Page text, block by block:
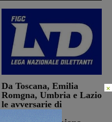
Da Toscana, Emilia
Romgna, Umbria e Lazio
le avversarie di
×